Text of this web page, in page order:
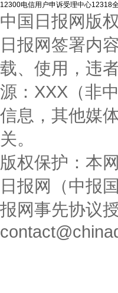
12300电信用户申诉受理中心12318
中国日报网版
日报网签署内
载、使用，违
源：XXX（非
信息，其他媒
关。
版权保护：本
日报网（中报
报网事先协议